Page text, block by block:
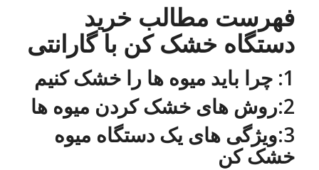
فهرست مطالب خرید
دستگاه خشک کن با گارانتی
1: چرا باید میوه ها را خشک کنیم
2:روش های خشک کردن میوه ها
3:ویژگی های یک دستگاه میوه
خشک کن